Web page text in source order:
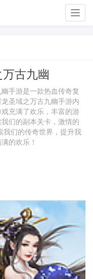
古九幽
手游是一款热血传奇复
圣域之万古九幽手游内
充满了欢乐，丰富的游
们的副本关卡，激情的
我们的传奇世界，提升我
的欢乐！